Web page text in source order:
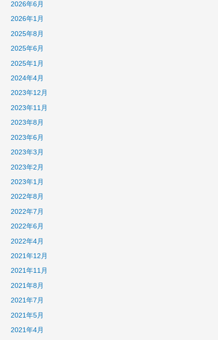
2026年6月
2026年1月
2025年8月
2025年6月
2025年1月
2024年4月
2023年12月
2023年11月
2023年8月
2023年6月
2023年3月
2023年2月
2023年1月
2022年8月
2022年7月
2022年6月
2022年4月
2021年12月
2021年11月
2021年8月
2021年7月
2021年5月
2021年4月